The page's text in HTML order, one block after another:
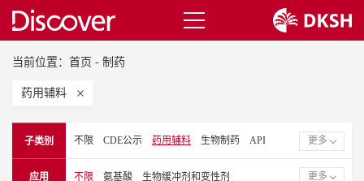
当前位置： 首页 - 制药
药用辅料
子类别 不限 CDE公示 药用辅料 生物制药
API
洁净室耗材
更多
应用 不限 氨基酸
生物缓冲剂和变性剂
更多